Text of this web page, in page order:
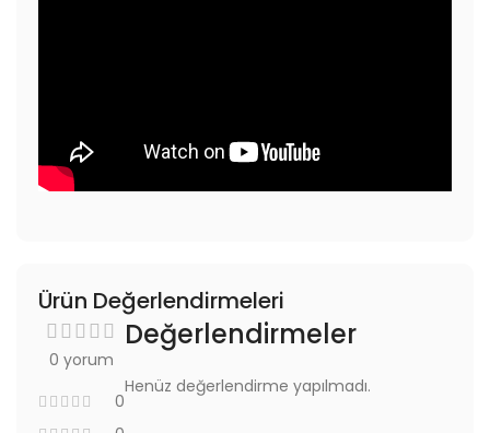
Ürün Değerlendirmeleri
0 yorum
0
Değerlendirmeler
Henüz değerlendirme yapılmadı.